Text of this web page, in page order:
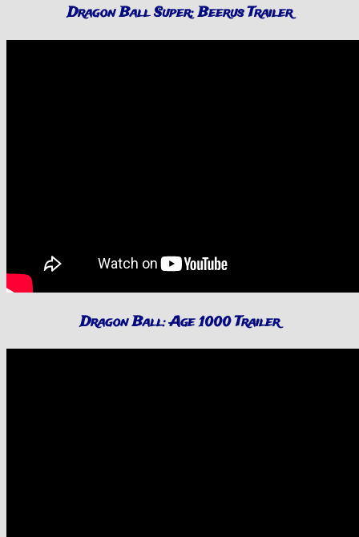
Dragon Ball Super: Beerus Trailer
Dragon Ball: Age 1000 Trailer